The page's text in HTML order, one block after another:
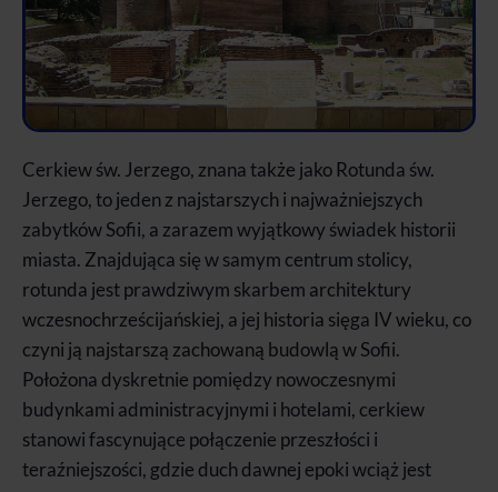
Cerkiew św. Jerzego, znana także jako Rotunda św.
Jerzego, to jeden z najstarszych i najważniejszych
zabytków Sofii, a zarazem wyjątkowy świadek historii
miasta. Znajdująca się w samym centrum stolicy,
rotunda jest prawdziwym skarbem architektury
wczesnochrześcijańskiej, a jej historia sięga IV wieku, co
czyni ją najstarszą zachowaną budowlą w Sofii.
Położona dyskretnie pomiędzy nowoczesnymi
budynkami administracyjnymi i hotelami, cerkiew
stanowi fascynujące połączenie przeszłości i
teraźniejszości, gdzie duch dawnej epoki wciąż jest